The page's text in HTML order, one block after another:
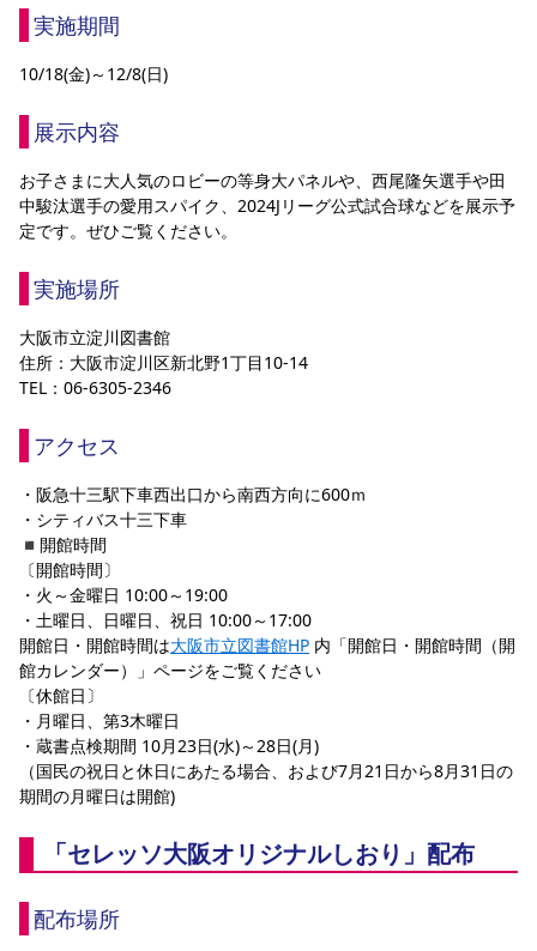
実施期間
10/18(金)～12/8(日)
展示内容
お子さまに大人気のロビーの等身大パネルや、西尾隆矢選手や田
中駿汰選手の愛用スパイク、2024Jリーグ公式試合球などを展示予
定です。ぜひご覧ください。
実施場所
大阪市立淀川図書館
住所：大阪市淀川区新北野1丁目10-14
TEL：06-6305-2346
アクセス
・阪急十三駅下車西出口から南西方向に600ｍ
・シティバス十三下車
◾️開館時間
〔開館時間〕
・火～金曜日 10:00～19:00
・土曜日、日曜日、祝日 10:00～17:00
開館日・開館時間は大阪市立図書館HP 内「開館日・開館時間（開
館カレンダー）」ページをご覧ください
〔休館日〕
・月曜日、第3木曜日
・蔵書点検期間 10月23日(水)～28日(月)
（国民の祝日と休日にあたる場合、および7月21日から8月31日の
期間の月曜日は開館)
「セレッソ大阪オリジナルしおり」配布
配布場所